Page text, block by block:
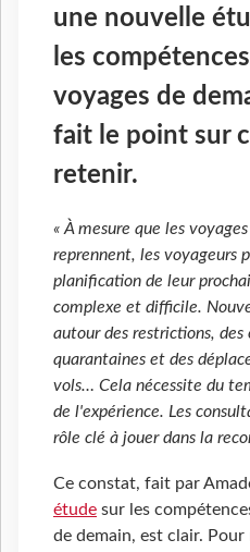
une nouvelle
les
voyages de
fait le point sur
retenir.
« À mesure que les
reprennent, les voyageurs
planification de leur
complexe et difficile.
autour des restrictions, des
quarantaines et des
vols… Cela nécessite du
de l'expérience. Les
rôle clé à jouer dans la
Ce constat, fait par
étude sur les
de demain, est clair.